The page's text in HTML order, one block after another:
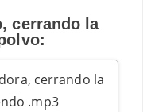
cerrando la
cerrando la
.mp3